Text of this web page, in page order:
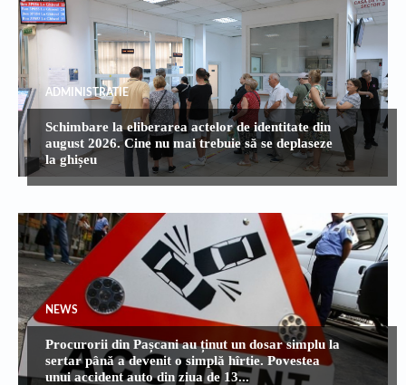
ADMINISTRATIE
Schimbare la eliberarea actelor de identitate din
august 2026. Cine nu mai trebuie să se deplaseze
la ghișeu
NEWS
Procurorii din Pașcani au ținut un dosar simplu la
sertar până a devenit o simplă hîrtie. Povestea
unui accident auto din ziua de 13...